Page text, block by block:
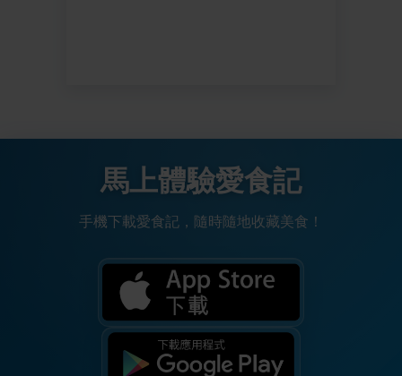
馬上體驗愛食記
手機下載愛食記，隨時隨地收藏美食！